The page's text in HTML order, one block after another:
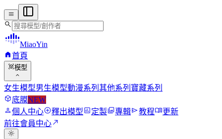
menu
search
MiaoYin
home首頁
view_in_ar模型
expand_more
女生模型男生模型動漫系列 其他系列 寶藏系列
deployed_code底膜NEW
person個人中心add_circle釋出模型assessment定製photo_library專輯send教程menu_book更新
前往會員中心north_east
light_mode